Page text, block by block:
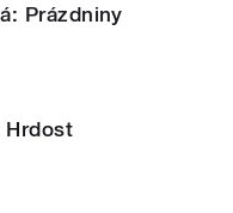
Prázdniny
Hrdost